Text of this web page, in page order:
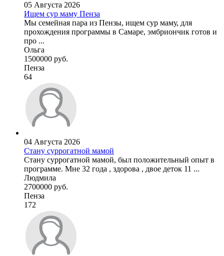
05 Августа 2026
Ищем сур маму Пенза
Мы семейная пара из Пензы, ищем сур маму, для
прохождения программы в Самаре, эмбриончик готов и
про ...
Ольга
1500000 руб.
Пенза
64
04 Августа 2026
Стану суррогатной мамой
Стану суррогатной мамой, был положительный опыт в
программе. Мне 32 года , здорова , двое деток 11 ...
Людмила
2700000 руб.
Пенза
172